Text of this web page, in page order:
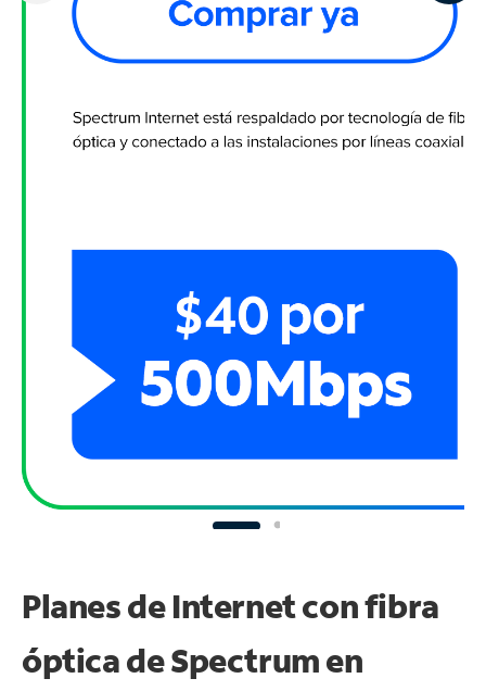
Planes de Internet con fibra
óptica de Spectrum en